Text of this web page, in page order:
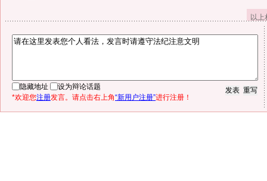
以
隐藏地址
设为辩论话题
*欢迎您注册发言。请点击右上角“新用户注册”进行注册！